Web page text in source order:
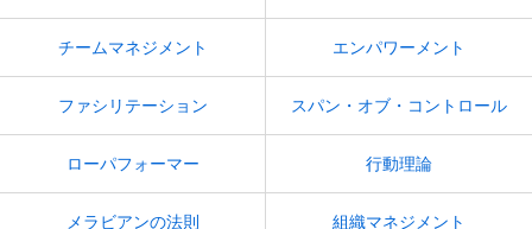
チームマネジメント エンパワーメント
ファシリテーション スパン・オブ・コントロール
ローパフォーマー 行動理論
メラビアンの法則 組織マネジメント